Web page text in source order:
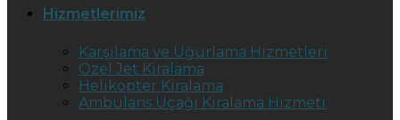
Hizmetlerimiz
Karşılama ve Uğurlama Hizmetleri
Özel Jet Kiralama
Helikopter Kiralama
Ambulans Uçağı Kiralama Hizmeti